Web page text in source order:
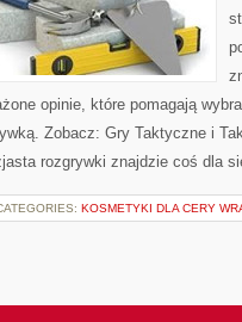
opinie, które pomagają
Zobacz: Gry Taktyczne i
rozgrywki znajdzie coś dla
KOSMETYKI DLA CERY